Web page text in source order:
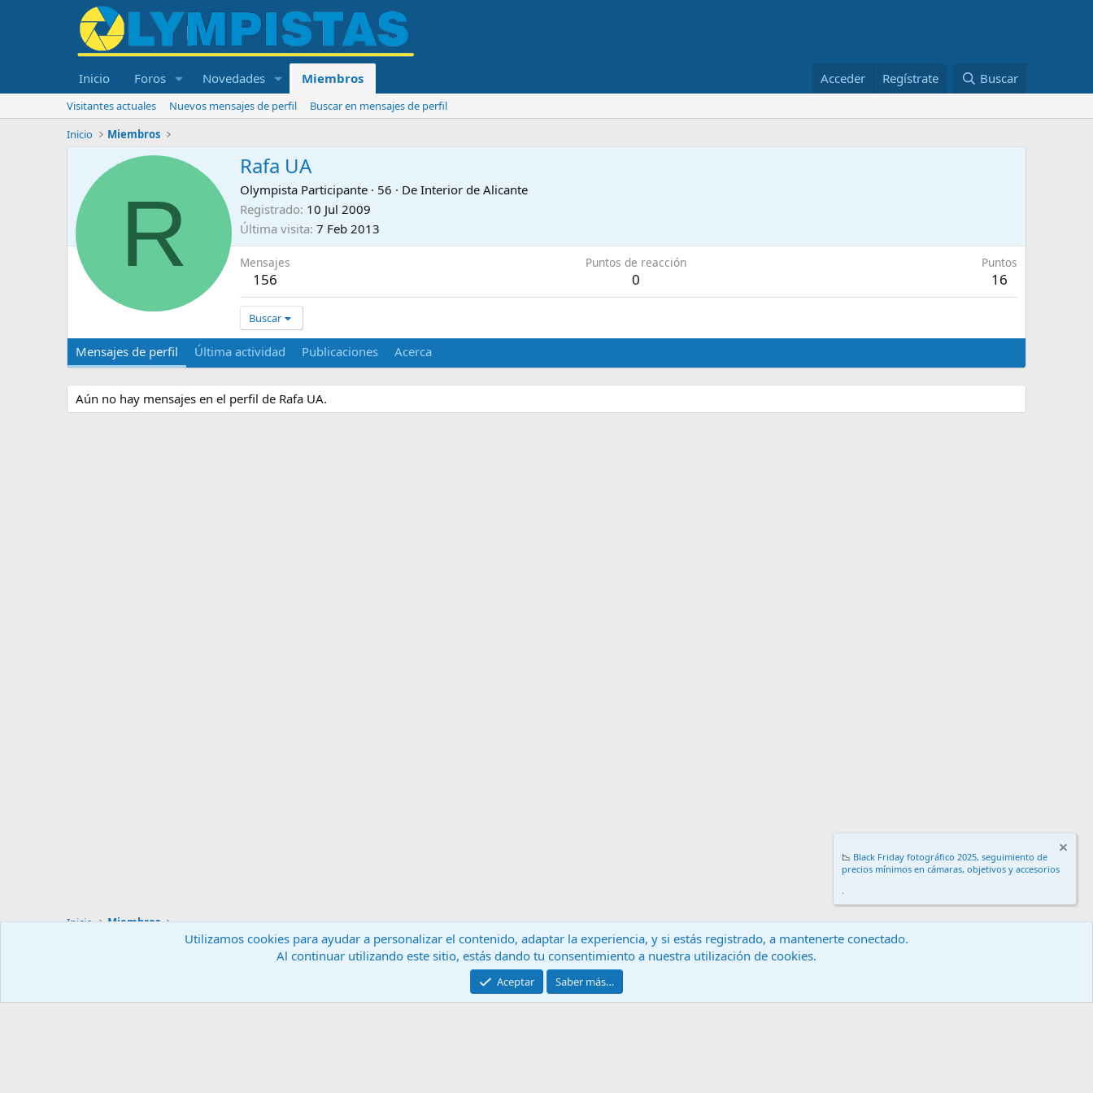
Inicio Foros Novedades Miembros Acceder Regístrate Buscar
Visitantes actuales Nuevos mensajes de perfil
Buscar en mensajes de perfil
Inicio
Miembros
R
Rafa UA
Olympista Participante · 56 · De Interior de Alicante
Registrado 10 Jul 2009
Última visita 7 Feb 2013
Mensajes
156
Puntos de reacción
0
Puntos
16
Buscar
Mensajes de perfil Última actividad Publicaciones Acerca
Aún no hay mensajes en el perfil de Rafa UA.
Inicio Miembros
Contáctanos Términos y reglas
Community platform by XenForo® © 2010-2024 XenForo Ltd.
📉 Black Friday fotográfico 2025, seguimiento de
precios mínimos en cámaras, objetivos y accesorios
.
Utilizamos cookies para ayudar a personalizar el contenido, adaptar la experiencia, y si estás registrado, a mantenerte conectado.
Al continuar utilizando este sitio, estás dando tu consentimiento a nuestra utilización de cookies.
Aceptar Saber más…